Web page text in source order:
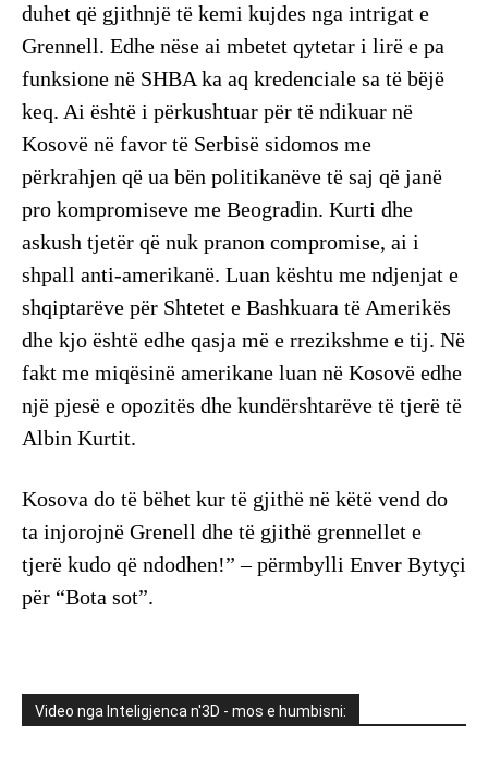
duhet që gjithnjë të kemi kujdes nga intrigat e
Grennell. Edhe nëse ai mbetet qytetar i lirë e pa
funksione në SHBA ka aq kredenciale sa të bëjë
keq. Ai është i përkushtuar për të ndikuar në
Kosovë në favor të Serbisë sidomos me
përkrahjen që ua bën politikanëve të saj që janë
pro kompromiseve me Beogradin. Kurti dhe
askush tjetër që nuk pranon compromise, ai i
shpall anti-amerikanë. Luan kështu me ndjenjat e
shqiptarëve për Shtetet e Bashkuara të Amerikës
dhe kjo është edhe qasja më e rrezikshme e tij. Në
fakt me miqësinë amerikane luan në Kosovë edhe
një pjesë e opozitës dhe kundërshtarëve të tjerë të
Albin Kurtit.
Kosova do të bëhet kur të gjithë në këtë vend do
ta injorojnë Grenell dhe të gjithë grennellet e
tjerë kudo që ndodhen!” – përmbylli Enver Bytyçi
për “Bota sot”.
Video nga Inteligjenca n'3D - mos e humbisni: